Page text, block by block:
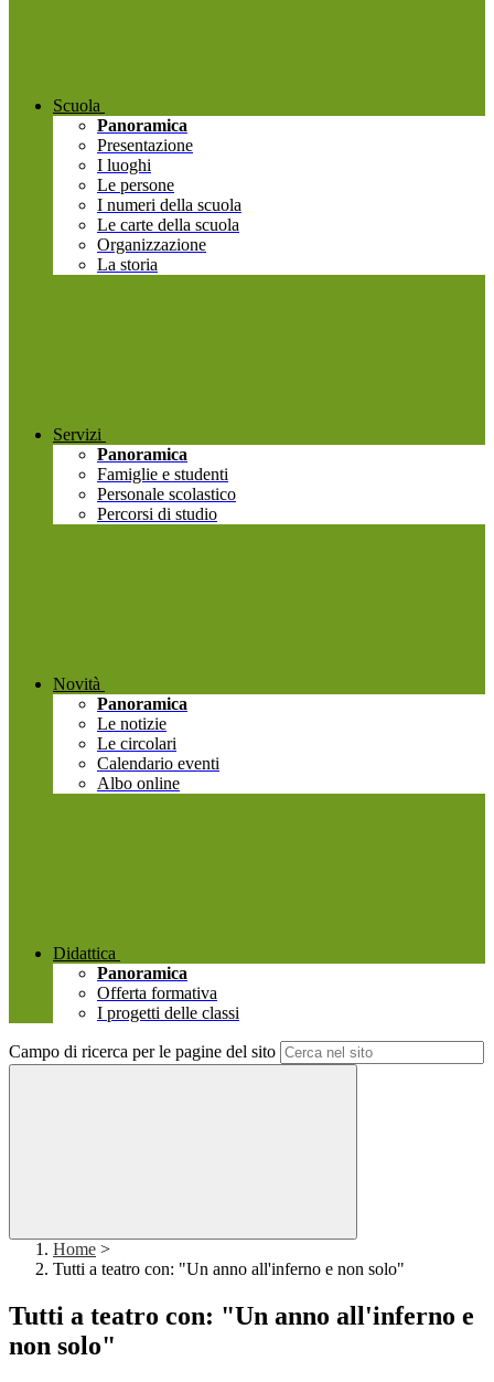
Scuola
Panoramica
Presentazione
I luoghi
Le persone
I numeri della scuola
Le carte della scuola
Organizzazione
La storia
Servizi
Panoramica
Famiglie e studenti
Personale scolastico
Percorsi di studio
Novità
Panoramica
Le notizie
Le circolari
Calendario eventi
Albo online
Didattica
Panoramica
Offerta formativa
I progetti delle classi
Campo di ricerca per le pagine del sito
Home >
Tutti a teatro con: "Un anno all'inferno e non solo"
Tutti a teatro con: "Un anno all'inferno e
non solo"